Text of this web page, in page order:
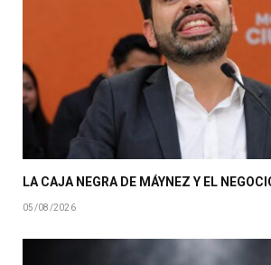
LA CAJA NEGRA DE MÁYNEZ Y EL
05/08/2026